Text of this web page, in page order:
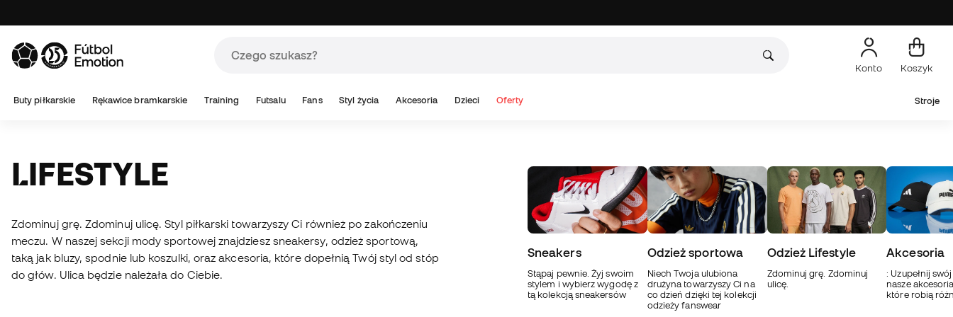
Konto Koszyk
Buty piłkarskie Rękawice bramkarskie Training Futsalu Fans Styl życia Akcesoria Dzieci Oferty Stroje
LIFESTYLE
Zdominuj grę. Zdominuj ulicę. Styl piłkarski towarzyszy Ci również po zakończeniu
meczu. W naszej sekcji mody sportowej znajdziesz sneakersy, odzież sportową,
taką jak bluzy, spodnie lub koszulki, oraz akcesoria, które dopełnią Twój styl od stóp
do głów. Ulica będzie należała do Ciebie.
Sneakers
Stąpaj pewnie. Żyj swoim
stylem i wybierz wygodę z
tą kolekcją sneakersów
Odzież sportowa
Niech Twoja ulubiona
drużyna towarzyszy Ci na
co dzień dzięki tej kolekcji
odzieży fanswear
Odzież Lifestyle
Zdominuj grę. Zdominuj
ulicę.
Akcesoria
: Uzupełnij
nasze
które robią